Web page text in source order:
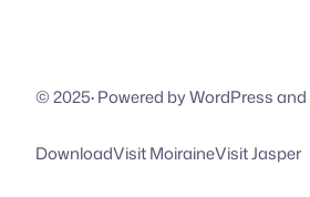
© 2025·Powered by WordPress and
DownloadVisit MoiraineVisit Jasper